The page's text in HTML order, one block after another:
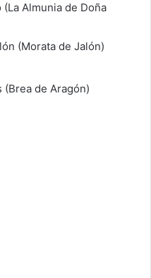
Almunia de Doña
(Morata de Jalón)
(Brea de Aragón)